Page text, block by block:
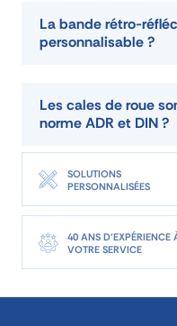
La bande rétro-
personnalisable ?
Les cales de roue
norme ADR et DIN ?
SOLUTIONS
PERSONNALISÉES
40 ANS D'EXPÉRIENCE
VOTRE SERVICE